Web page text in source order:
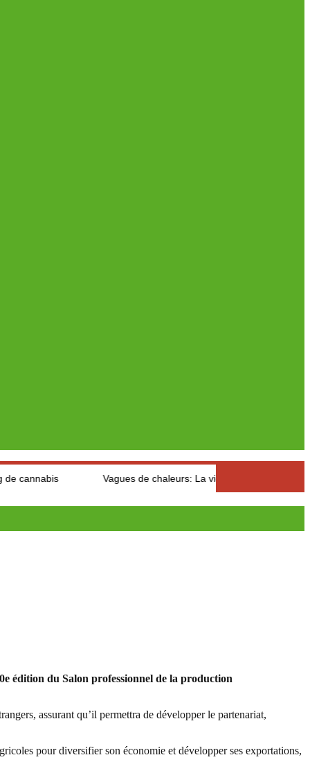
Vagues de chaleurs: La vigilance et la mobilisation pour
édition du Salon professionnel de la production
assurant qu’il permettra de développer le partenariat,
pour diversifier son économie et développer ses exportations,